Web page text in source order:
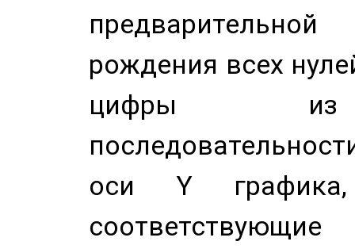
рождения всех
цифры из
оси Y